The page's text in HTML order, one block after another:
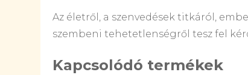
Az életről, a szenvedések titkáról,
szembeni tehetetlenségről tesz fel
Kapcsolódó termékek